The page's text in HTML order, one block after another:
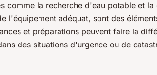
comme la recherche d'eau potable et
l'équipement adéquat, sont des
et préparations peuvent faire la
des situations d'urgence ou de